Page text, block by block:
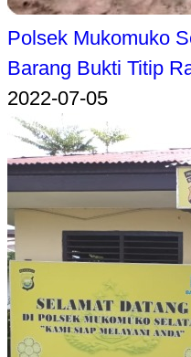
Polsek Mukomuko
Barang Bukti Titip
2022-07-05